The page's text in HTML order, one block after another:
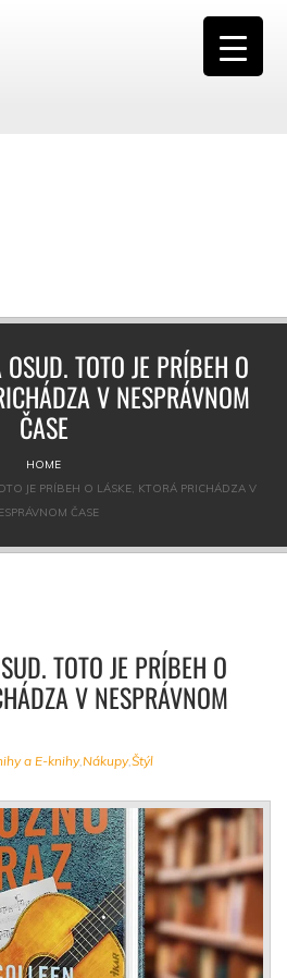
TOTO JE PRÍBEH O
V NESPRÁVNOM
ČASE
HOME
JE PRÍBEH O LÁSKE, KTORÁ PRICHÁDZA V
ČASE
TOTO JE PRÍBEH O
V NESPRÁVNOM
a E-knihy,Nákupy,Štýl